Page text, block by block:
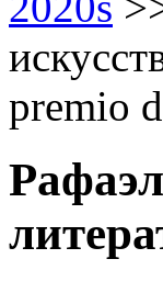
premio